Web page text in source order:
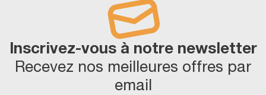
Inscrivez-vous à notre newsletter
Recevez nos meilleures offres par
email